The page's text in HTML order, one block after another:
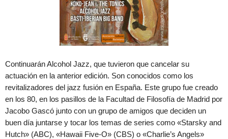
Continuarán Alcohol Jazz, que tuvieron que cancelar su
actuación en la anterior edición. Son conocidos como los
revitalizadores del jazz fusión en España. Este grupo fue creado
en los 80, en los pasillos de la Facultad de Filosofía de Madrid por
Jacobo Gascó junto con un grupo de amigos que deciden un
buen día juntarse y tocar los temas de series como «Starsky and
Hutch» (ABC), «Hawaii Five-O» (CBS) o «Charlie’s Angels»